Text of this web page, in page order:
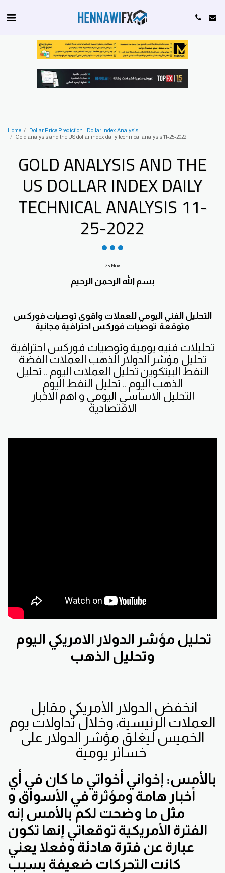
Home
Dollar Price Prediction - Dollar Index Analysis
Gold analysis and the US dollar index daily technical analysis 11-25-2022
GOLD ANALYSIS AND THE
US DOLLAR INDEX DAILY
TECHNICAL ANALYSIS 11-
25-2022
25 Nov
بسم الله الرحمن الرحيم
التحليل الفني اليومي للعملات واقوى توصيات فوركس
متوقعة توصيات فوركس احترافية مجانية
تحليلات فنيه يومية وتوصيات فوركس احترافية
تحليل مؤشر الدولار الذهب العملات الفضة
النفط البيتكوين تحليل العملات اليوم .. تحليل
الذهب اليوم .. تحليل النفط اليوم
التحليل الاساسي اليومي و اهم الاخبار
الاقتصادية
وتحليل الذهب
العملات الرئيسية، وخلال تداولات يوم
الخميس ليغلق مؤشر الدولار على
بالأمس: إخواني أخواتي ما كان في أي
أخبار هامة ومؤثرة في الأسواق و
مثل ما وضحت لكم بالأمس إنه
الفترة الأمريكية توقعاتي إنها تكون
عبارة عن فترة هادئة وفعلا يعني
كانت التحركات ضعيفة بسبب